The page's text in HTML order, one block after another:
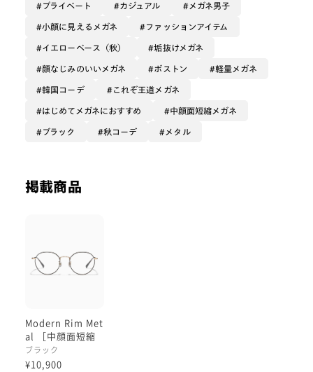
プライベート カジュアル メガネ男子
小顔に見えるメガネ ファッションアイテム
イエローベース（秋） 垢抜けメガネ
顔なじみのいいメガネ ボストン 軽量メガネ
韓国コーデ これぞ王道メガネ
はじめてメガネにおすすめ 中顔面短縮メガネ
ブラック 秋コーデ メタル
掲載商品
Modern Rim Met
al ［中顔面短縮
メガネ］
ブラック
¥10,900